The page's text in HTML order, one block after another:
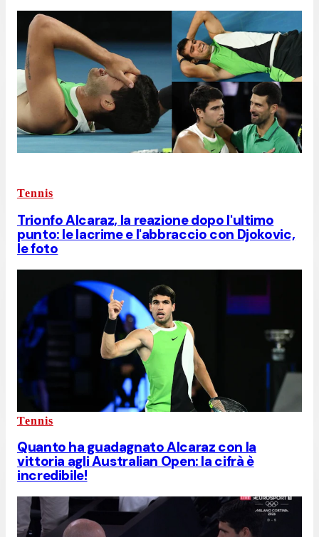
Tennis
Trionfo Alcaraz, la reazione dopo l'ultimo
punto: le lacrime e l'abbraccio con Djokovic,
le foto
Tennis
Quanto ha guadagnato Alcaraz con la
vittoria agli Australian Open: la cifrà è
incredibile!